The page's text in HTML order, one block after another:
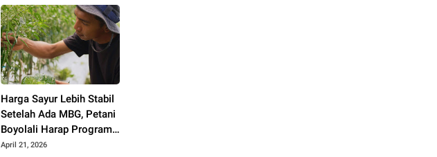
Harga Sayur Lebih Stabil
Setelah Ada MBG, Petani
Boyolali Harap Program
Terus Berlanjut
April 21, 2026